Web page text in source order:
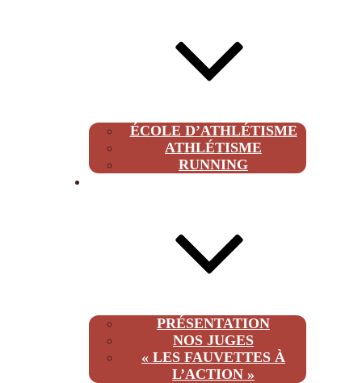
ÉCOLE D’ATHLÉTISME
ATHLÉTISME
RUNNING
PRÉSENTATION
NOS JUGES
« LES FAUVETTES À
L’ACTION »